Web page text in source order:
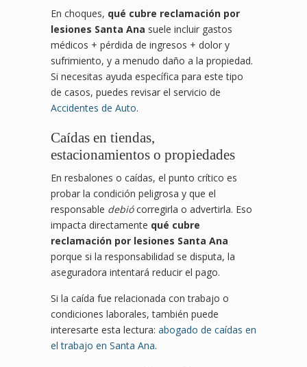
En choques, qué cubre reclamación por
lesiones Santa Ana suele incluir gastos
médicos + pérdida de ingresos + dolor y
sufrimiento, y a menudo daño a la propiedad.
Si necesitas ayuda específica para este tipo
de casos, puedes revisar el servicio de
Accidentes de Auto.
Caídas en tiendas,
estacionamientos o propiedades
En resbalones o caídas, el punto crítico es
probar la condición peligrosa y que el
responsable debiócorregirla o advertirla. Eso
impacta directamente qué cubre
reclamación por lesiones Santa Ana
porque si la responsabilidad se disputa, la
aseguradora intentará reducir el pago.
Si la caída fue relacionada con trabajo o
condiciones laborales, también puede
interesarte esta lectura: abogado de caídas en
el trabajo en Santa Ana.